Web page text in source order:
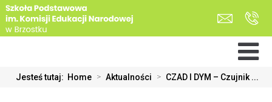
Jesteś tutaj: Home > Aktualności > CZAD I DYM – Czujnik ...